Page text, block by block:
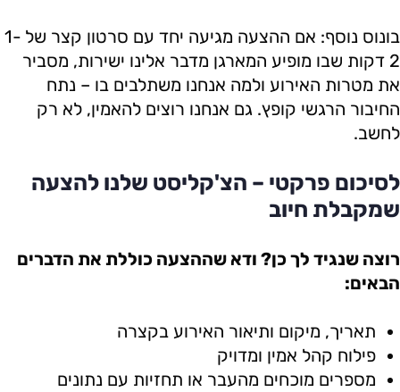
בונוס נוסף: אם ההצעה מגיעה יחד עם סרטון קצר של 1-
2 דקות שבו מופיע המארגן מדבר אלינו ישירות, מסביר
את מטרות האירוע ולמה אנחנו משתלבים בו – נתח
החיבור הרגשי קופץ. גם אנחנו רוצים להאמין, לא רק
לחשב.
לסיכום פרקטי – הצ'קליסט שלנו להצעה
שמקבלת חיוב
רוצה שנגיד לך כן? ודא שההצעה כוללת את הדברים
הבאים:
תאריך, מיקום ותיאור האירוע בקצרה
פילוח קהל אמין ומדויק
מספרים מוכחים מהעבר או תחזיות עם נתונים